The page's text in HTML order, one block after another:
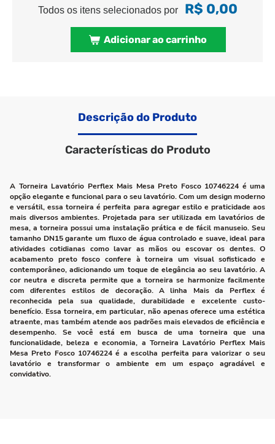
Todos os itens selecionados por R$ 0,00
Adicionar ao carrinho
Descrição do Produto
Características do Produto
A Torneira Lavatório Perflex Mais Mesa Preto Fosco 10746224 é uma
opção elegante e funcional para o seu lavatório. Com um design moderno
e versátil, essa torneira é perfeita para agregar estilo e praticidade aos
mais diversos ambientes. Projetada para ser utilizada em lavatórios de
mesa, a torneira possui uma instalação prática e de fácil manuseio. Seu
tamanho DN15 garante um fluxo de água controlado e suave, ideal para
atividades cotidianas como lavar as mãos ou escovar os dentes. O
acabamento preto fosco confere à torneira um visual sofisticado e
contemporâneo, adicionando um toque de elegância ao seu lavatório. A
cor neutra e discreta permite que a torneira se harmonize facilmente
com diferentes estilos de decoração. A linha Mais da Perflex é
reconhecida pela sua qualidade, durabilidade e excelente custo-
benefício. Essa torneira, em particular, não apenas oferece uma estética
atraente, mas também atende aos padrões mais elevados de eficiência e
desempenho. Se você está em busca de uma torneira que una
funcionalidade, beleza e economia, a Torneira Lavatório Perflex Mais
Mesa Preto Fosco 10746224 é a escolha perfeita para valorizar o seu
lavatório e transformar o ambiente em um espaço agradável e
convidativo.